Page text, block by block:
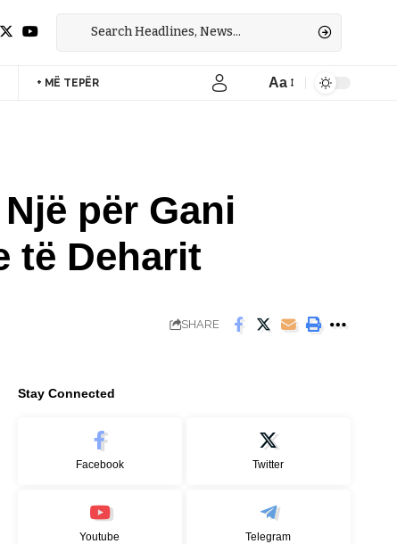
+ MË TEPËR Aa
për Gani
të Deharit
SHARE
Stay Connected
Facebook Twitter
Youtube Telegram